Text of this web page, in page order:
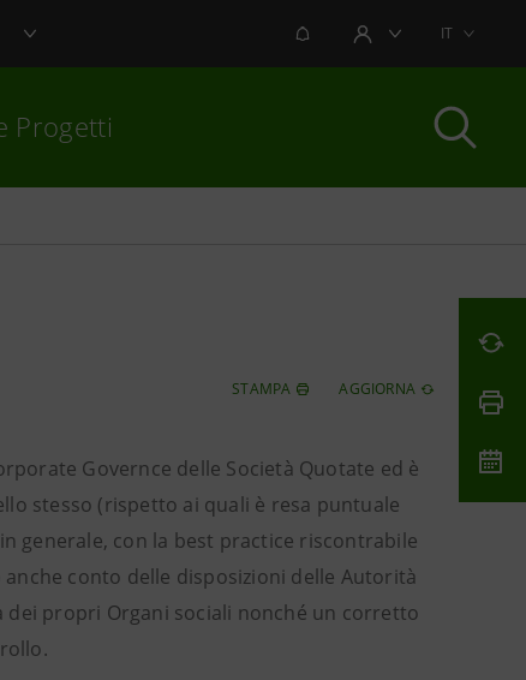
NOTIFICHEAREA UTENTEIT
Progetti
STAMPA AGGIORNA
Governce delle Società Quotate ed è
stesso (rispetto ai quali è resa puntuale
generale, con la best practice riscontrabile
conto delle disposizioni delle Autorità
propri Organi sociali nonché un corretto